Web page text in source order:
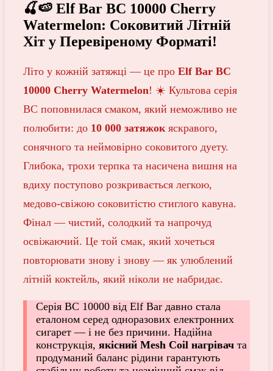
🍒🍉 Elf Bar BC 10000 Cherry
Watermelon: Соковитий Літній
Хіт у Перевіреному Форматі!
Літо у кожній затяжці — це про Elf Bar BC
10000 Cherry Watermelon! ☀️ Культова серія
BC поповнилася смаком, який неможливо не
полюбити: до 10 000 затяжокяскравого,
сонячного та неймовірно соковитого дуету.
Глибока, трохи терпка та насичена вишня на
вдиху поступово розкривається легкою,
медово-свіжою соковитістю стиглого кавуна.
Фінал — чистий, солодкий та напрочуд
освіжаючий. Це той смак, який хочеться
повторювати знову і знову — як улюблений
літній коктейль, який ніколи не набридає.
Серія BC 10000 від Elf Bar давно стала
еталоном серед одноразових електронних
сигарет — і не без причини. Надійна
конструкція, якісний Mesh Coil нагрівач та
продуманий баланс рідини гарантують